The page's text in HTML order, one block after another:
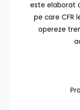
este elaborat
pe care CFR
opereze